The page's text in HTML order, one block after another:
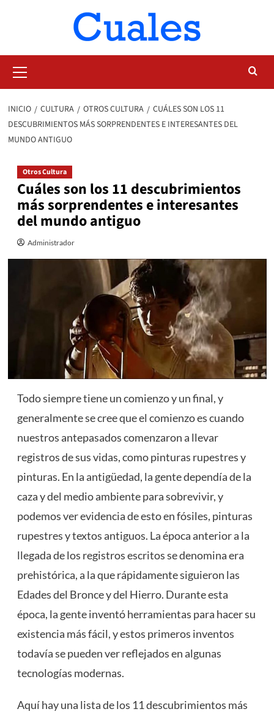
primario
INICIO CULTURA OTROS CULTURA
CUÁLES SON LOS 11
DESCUBRIMIENTOS MÁS SORPRENDENTES E INTERESANTES DEL
MUNDO ANTIGUO
Otros Cultura
Cuáles son los 11 descubrimientos
más sorprendentes e interesantes
del mundo antiguo
Administrador
Todo siempre tiene un comienzo y un final, y
generalmente se cree que el comienzo es cuando
nuestros antepasados ​​comenzaron a llevar
registros de sus vidas, como pinturas rupestres y
pinturas. En la antigüedad, la gente dependía de la
caza y del medio ambiente para sobrevivir, y
podemos ver evidencia de esto en fósiles, pinturas
rupestres y textos antiguos. La época anterior a la
llegada de los registros escritos se denomina era
prehistórica, a la que rápidamente siguieron las
Edades del Bronce y del Hierro. Durante esta
época, la gente inventó herramientas para hacer su
existencia más fácil, y estos primeros inventos
todavía se pueden ver reflejados en algunas
tecnologías modernas.
Aquí hay una lista de los 11 descubrimientos más